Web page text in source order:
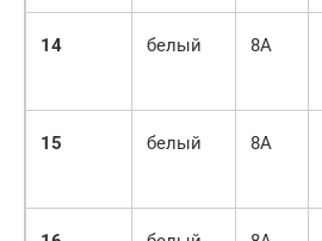
14 белый 8A
15 белый 8A